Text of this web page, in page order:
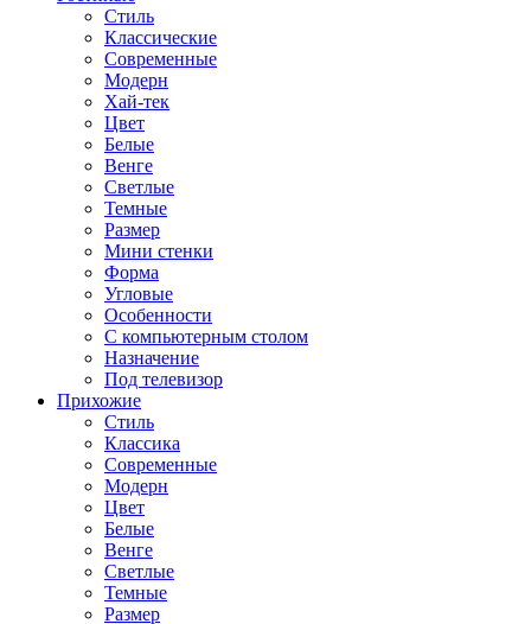
Стиль
Классические
Современные
Модерн
Хай-тек
Цвет
Белые
Венге
Светлые
Темные
Размер
Мини стенки
Форма
Угловые
Особенности
С компьютерным столом
Назначение
Под телевизор
Прихожие
Стиль
Классика
Современные
Модерн
Цвет
Белые
Венге
Светлые
Темные
Размер